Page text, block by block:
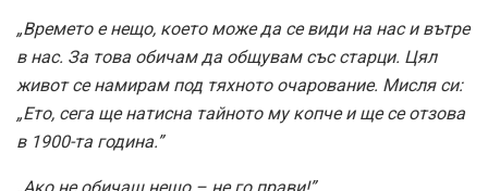
„Времето е нещо, което може да се види на нас и вътре
в нас. За това обичам да общувам със старци. Цял
живот се намирам под тяхното очарование. Мисля си:
„Ето, сега ще натисна тайното му копче и ще се отзова
в 1900-та година.”